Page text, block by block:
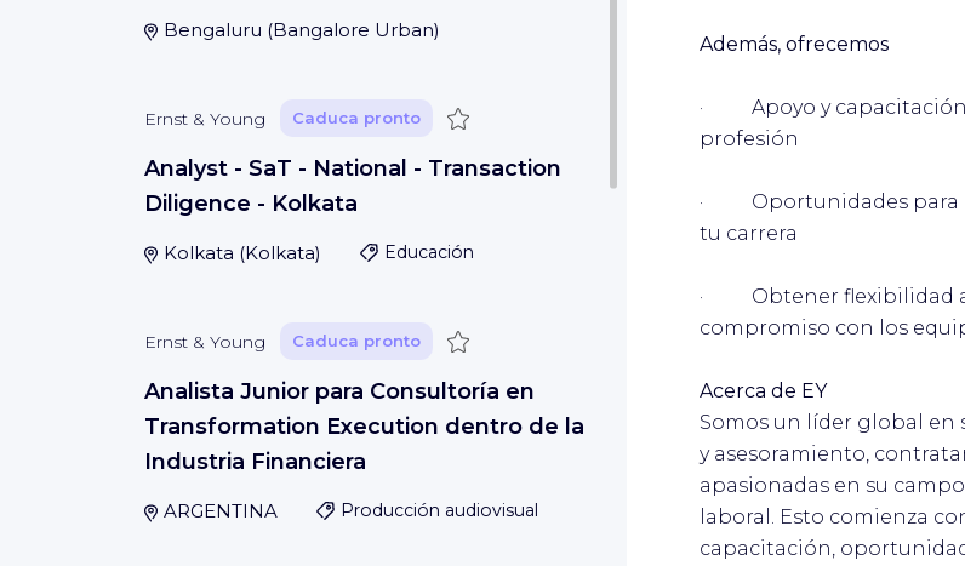
Bengaluru (Bangalore Urban)
Ernst & Young Caduca pronto Guardar
Analyst - SaT - National - Transaction
Diligence - Kolkata
Kolkata (Kolkata) Educación
Ernst & Young Caduca pronto Guardar
Analista Junior para Consultoría en
Transformation Execution dentro de la
Industria Financiera
ARGENTINA Producción audiovisual
Además, ofrecemos
· Apoyo y capacitación
profesión
· Oportunidades para
tu carrera
· Obtener flexibilidad a
compromiso con los
Acerca de EY
Somos un líder global en
y asesoramiento,
apasionadas en su
laboral. Esto comienza
capacitación,